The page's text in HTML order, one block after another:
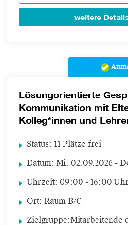
weitere Details
Lösungorientierte
Kommunikation mit
Kolleg*innen und
Status: 11 Plätze frei
Datum: Mi. 02.09.2026 -
Uhrzeit: 09:00 - 16:00 Uhr
Ort: Raum B/C
Zielgruppe:Mitarbeitende